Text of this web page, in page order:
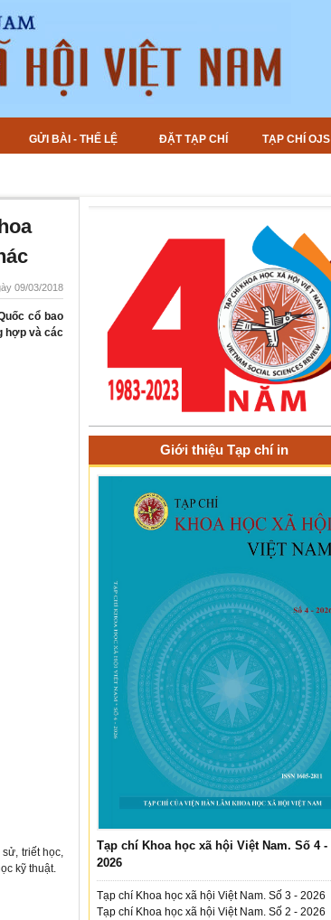
GỬI BÀI - THỂ LỆ ĐẶT TẠP CHÍ TẠP CHÍ OJS
09/03/2018
cổ bao
hợp và các
triết học,
kỹ thuật.
Giới thiệu Tạp chí in
Tạp chí Khoa học xã hội Việt Nam. Số 4 -
2026
Tạp chí Khoa học xã hội Việt Nam. Số 3 - 2026
Tạp chí Khoa học xã hội Việt Nam. Số 2 - 2026